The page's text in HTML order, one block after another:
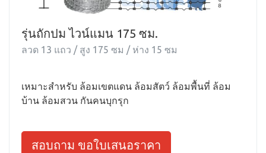
รุ่นถักปม ไวน์แมน 175 ซม.
ลวด 13 แถว / สูง 175 ซม / ห่าง 15 ซม
เหมาะสำหรับ ล้อมเขตแดน ล้อมสัตว์ ล้อมพื้นที่ ล้อม
บ้าน ล้อมสวน กันคนบุกรุก
สอบถาม ขอใบเสนอราคา